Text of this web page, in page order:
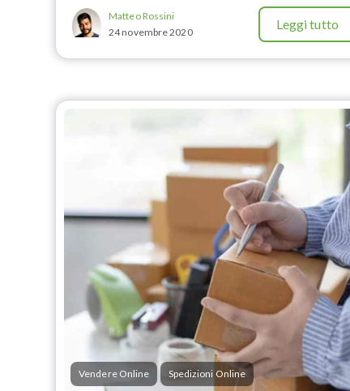
Matteo Rossini
24 novembre 2020
Leggi tutto
Vendere Online Spedizioni Online